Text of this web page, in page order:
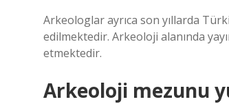
Arkeologlar ayrıca son yıllarda
edilmektedir. Arkeoloji alanında
etmektedir.
Arkeoloji mezunu